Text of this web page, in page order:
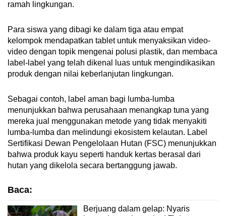
ramah lingkungan.
Para siswa yang dibagi ke dalam tiga atau empat
kelompok mendapatkan tablet untuk menyaksikan video-
video dengan topik mengenai polusi plastik, dan membaca
label-label yang telah dikenal luas untuk mengindikasikan
produk dengan nilai keberlanjutan lingkungan.
Sebagai contoh, label aman bagi lumba-lumba
menunjukkan bahwa perusahaan menangkap tuna yang
mereka jual menggunakan metode yang tidak menyakiti
lumba-lumba dan melindungi ekosistem kelautan. Label
Sertifikasi Dewan Pengelolaan Hutan (FSC) menunjukkan
bahwa produk kayu seperti handuk kertas berasal dari
hutan yang dikelola secara bertanggung jawab.
Baca:
Berjuang dalam gelap: Nyaris